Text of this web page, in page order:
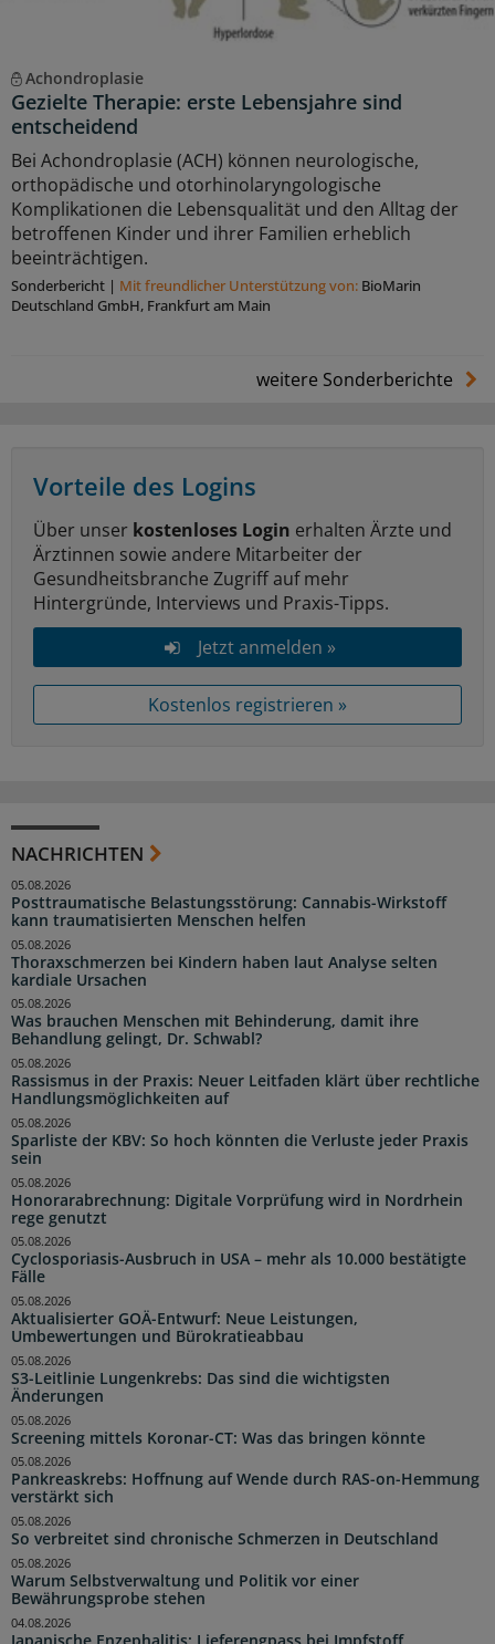
Achondroplasie
Gezielte Therapie: erste Lebensjahre sind
entscheidend
Bei Achondroplasie (ACH) können neurologische,
orthopädische und otorhinolaryngologische
Komplikationen die Lebensqualität und den Alltag der
betroffenen Kinder und ihrer Familien erheblich
beeinträchtigen.
Sonderbericht | Mit freundlicher Unterstützung von: BioMarin
Deutschland GmbH, Frankfurt am Main
weitere Sonderberichte
Vorteile des Logins
Über unser kostenloses Login erhalten Ärzte und
Ärztinnen sowie andere Mitarbeiter der
Gesundheitsbranche Zugriff auf mehr
Hintergründe, Interviews und Praxis-Tipps.
Jetzt anmelden »
Kostenlos registrieren »
NACHRICHTEN
Posttraumatische Belastungsstörung: Cannabis-Wirkstoff
kann traumatisierten Menschen helfen
05.08.2026
Thoraxschmerzen bei Kindern haben laut Analyse selten
kardiale Ursachen
05.08.2026
Was brauchen Menschen mit Behinderung, damit ihre
Behandlung gelingt, Dr. Schwabl?
05.08.2026
Rassismus in der Praxis: Neuer Leitfaden klärt über rechtliche
Handlungsmöglichkeiten auf
05.08.2026
Sparliste der KBV: So hoch könnten die Verluste jeder Praxis
sein
05.08.2026
Honorarabrechnung: Digitale Vorprüfung wird in Nordrhein
rege genutzt
05.08.2026
Cyclosporiasis-Ausbruch in USA – mehr als 10.000 bestätigte
Fälle
05.08.2026
Aktualisierter GOÄ-Entwurf: Neue Leistungen,
Umbewertungen und Bürokratieabbau
05.08.2026
S3-Leitlinie Lungenkrebs: Das sind die wichtigsten
Änderungen
05.08.2026
Screening mittels Koronar-CT: Was das bringen könnte
05.08.2026
Pankreaskrebs: Hoffnung auf Wende durch RAS-on-Hemmung
verstärkt sich
05.08.2026
So verbreitet sind chronische Schmerzen in Deutschland
05.08.2026
Warum Selbstverwaltung und Politik vor einer
Bewährungsprobe stehen
05.08.2026
04.08.2026